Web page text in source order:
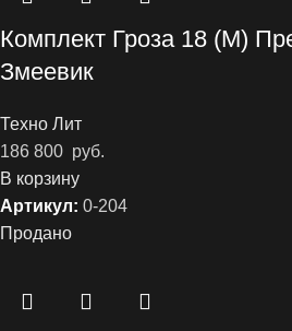
Комплект Гроза 18 (М)
Змеевик
Техно Лит
186 800 руб.
В корзину
Артикул: 0-204
Продано